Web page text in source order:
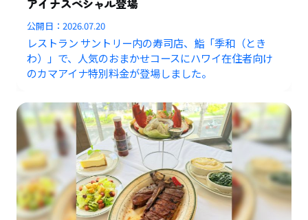
公開日：2026.07.20
レストラン サントリー内の寿司店、鮨「季和（とき
わ）」で、人気のおまかせコースにハワイ在住者向け
のカマアイナ特別料金が登場しました。